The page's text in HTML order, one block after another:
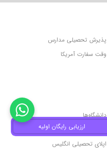
ارزیابی رایگان اولیه
پذیرش تحصیلی مدارس
وقت سفارت آمریکا
دانشگاه‌ها
ویزای تحصیلی آمریکا
اپلای تحصیلی انگلیس